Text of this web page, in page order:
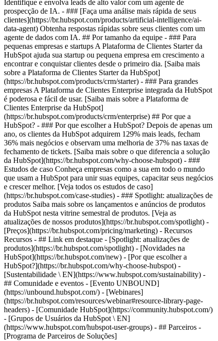
Identifique e envolva leads de alto valor com um agente de
prospecção de IA. - ### [Faça uma análise mais rápida de seus
clientes](https://br.hubspot.com/products/artificial-intelligence/ai-
data-agent) Obtenha respostas rápidas sobre seus clientes com um
agente de dados com IA. ## Por tamanho da equipe - ### Para
pequenas empresas e startups A Plataforma de Clientes Starter da
HubSpot ajuda sua startup ou pequena empresa em crescimento a
encontrar e conquistar clientes desde o primeiro dia. [Saiba mais
sobre a Plataforma de Clientes Starter da HubSpot]
(https://br.hubspot.com/products/crm/starter) - ### Para grandes
empresas A Plataforma de Clientes Enterprise integrada da HubSpot
é poderosa e fácil de usar. [Saiba mais sobre a Plataforma de
Clientes Enterprise da HubSpot]
(https://br.hubspot.com/products/crm/enterprise) ## Por que a
HubSpot? - ### Por que escolher a HubSpot? Depois de apenas um
ano, os clientes da HubSpot adquirem 129% mais leads, fecham
36% mais negócios e observam uma melhoria de 37% nas taxas de
fechamento de tickets. [Saiba mais sobre o que diferencia a solução
da HubSpot](https://br.hubspot.com/why-choose-hubspot) - ###
Estudos de caso Conheça empresas como a sua em todo o mundo
que usam a HubSpot para unir suas equipes, capacitar seus negócios
e crescer melhor. [Veja todos os estudos de caso]
(https://br.hubspot.com/case-studies) - ### Spotlight: atualizações de
produtos Saiba mais sobre os lançamentos e anúncios de produtos
da HubSpot nesta vitrine semestral de produtos. [Veja as
atualizações de nossos produtos](https://br.hubspot.com/spotlight) -
[Preços](https://br.hubspot.com/pricing/marketing) - Recursos
Recursos - ## Link em destaque - [Spotlight: atualizações de
produtos](https://br.hubspot.com/spotlight) - [Novidades na
HubSpot](https://br.hubspot.com/new) - [Por que escolher a
HubSpot?](https://br.hubspot.com/why-choose-hubspot) -
[Sustentabilidade \ EN](https://www.hubspot.com/sustainability) -
## Comunidade e eventos - [Evento UNBOUND]
(https://unbound.hubspot.com/) - [Webinares]
(https://br.hubspot.com/resources/webinar#resource-library-page-
headers) - [Comunidade HubSpot](https://community.hubspot.com/)
- [Grupos de Usuários da HubSpot \ EN]
(https://www.hubspot.com/hubspot-user-groups) - ## Parceiros -
[Programa de Parceiros de Soluções]